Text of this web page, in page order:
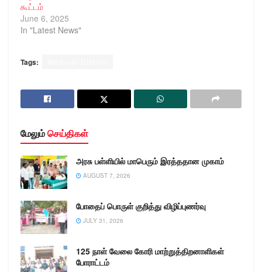
கூட்டம்
June 6, 2025
In "Latest News"
Tags:
மேலும்செய்திகள்
அரசு பள்ளியில் மாபெரும் இரத்ததான முகாம்
AUGUST 7, 2026
போதைப் பொருள் குறித்து விழிப்புணர்வு
JULY 31, 2026
125 நாள் வேலை கோரி மாற்றுத்திறனாளிகள்
போராட்டம்